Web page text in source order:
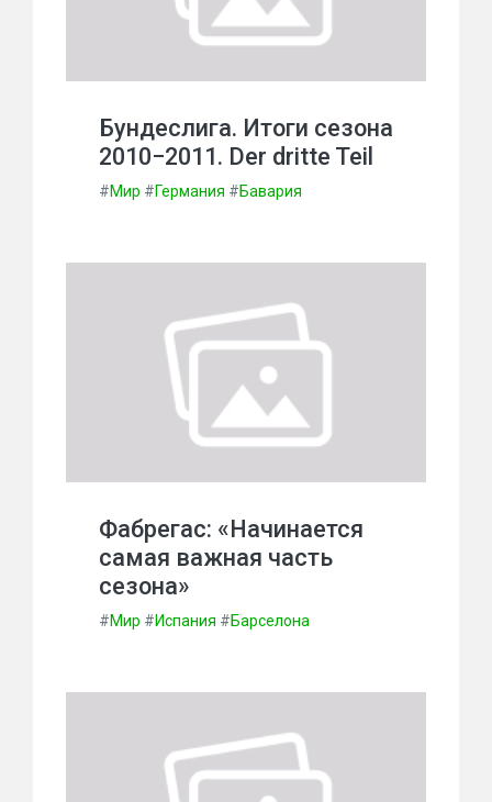
Бундеслига. Итоги сезона
2010−2011. Der dritte Teil
#Мир #Германия #Бавария
Фабрегас: «Начинается
самая важная часть
сезона»
#Мир #Испания #Барселона